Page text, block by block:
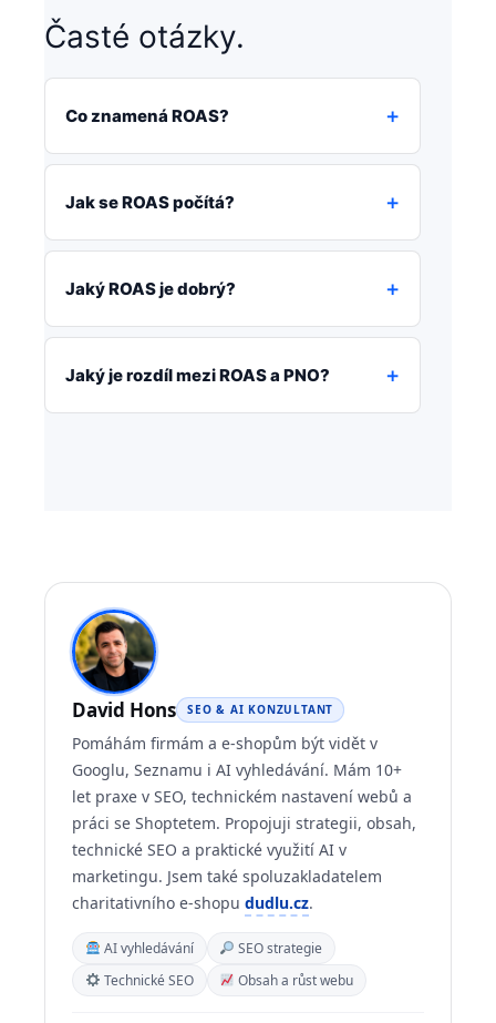
Časté otázky.
Co znamená ROAS?
Jak se ROAS počítá?
Jaký ROAS je dobrý?
Jaký je rozdíl mezi ROAS a PNO?
David Hons SEO & AI KONZULTANT
Pomáhám firmám a e-shopům být vidět v
Googlu, Seznamu i AI vyhledávání. Mám 10+
let praxe v SEO, technickém nastavení webů a
práci se Shoptetem. Propojuji strategii, obsah,
technické SEO a praktické využití AI v
marketingu. Jsem také spoluzakladatelem
charitativního e-shopu dudlu.cz.
AI vyhledávání
SEO strategie
Technické SEO
Obsah a růst webu